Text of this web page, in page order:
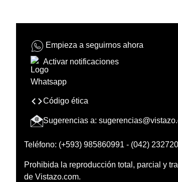
Empieza a seguirnos ahora
Activar notificaciones
Código ética
Sugerencias a:
Teléfono: (+593) 985860991 - (042)
Prohibida la reproducción total, parcial y
de Vistazo.com.